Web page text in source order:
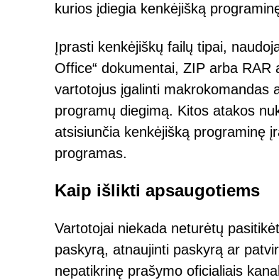
kurios įdiegia kenkėjišką
Įprasti kenkėjiškų failų tipai,
Office“ dokumentai, ZIP arba
vartotojus įgalinti makrokomandas
programų diegimą. Kitos atakos
atsisiunčia kenkėjišką programinę
programas.
Kaip išlikti apsaugotiems
Vartotojai niekada neturėtų
paskyrą, atnaujinti paskyrą ar
nepatikrinę prašymo oficialiais